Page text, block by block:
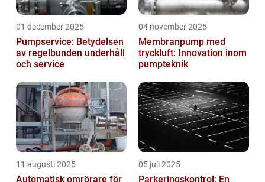
01 december 2025
Pumpservice: Betydelsen
av regelbunden underhåll
och service
04 november 2025
Membranpump med
tryckluft: Innovation inom
pumpteknik
11 augusti 2025
Automatisk omrörare för
05 juli 2025
Parkeringskontrol: En